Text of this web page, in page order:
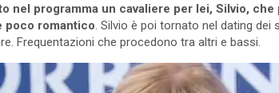
nel programma un cavaliere per lei, Silvio,
poco romantico . Silvio è poi tornato nel dating
Frequentazioni che procedono tra altri e bassi.